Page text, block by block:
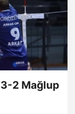
2 Mağlup